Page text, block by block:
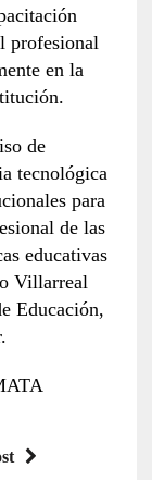
profesional
en la
de
tecnológica
para
de las
educativas
Villarreal
Educación,